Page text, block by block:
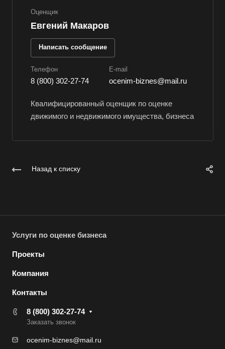
Оценщик
Евгений Макаров
Написать сообщение
Телефон
8 (800) 302-27-74
E-mail
ocenim-biznes@mail.ru
Квалифицированный оценщик по оценке
движимого и недвижимого имущества, бизнеса
Назад к списку
Услуги по оценке бизнеса
Проекты
Компания
Контакты
8 (800) 302-27-74
Заказать звонок
ocenim-biznes@mail.ru
Волгодонск
Волжский
Вологда
Волоколамск
Волхов
Вязники
Вязьма
Вятские Поляны
Гай
Гатчина
Геленджик